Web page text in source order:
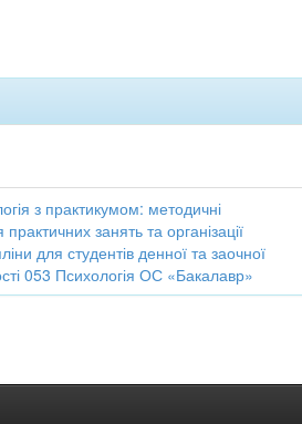
з практикумом: методичні
занять та організації
для студентів денної та заочної
053 Психологія ОС «Бакалавр»